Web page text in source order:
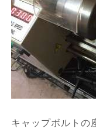
キャップボルトの